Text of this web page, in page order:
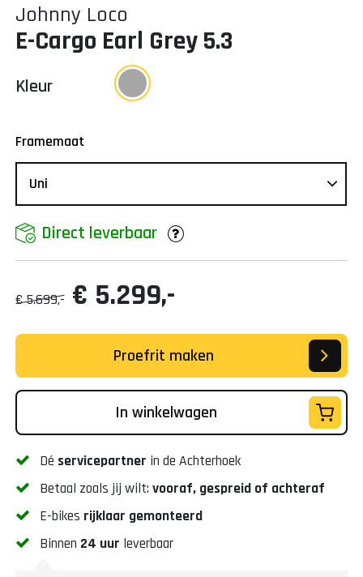
Johnny Loco
E-Cargo Earl Grey 5.3
Kleur
Framemaat
Direct leverbaar
€ 5.699,- € 5.299,-
Proefrit maken
In winkelwagen
Dé servicepartner in de Achterhoek
Betaal zoals jij wilt:vooraf, gespreid of achteraf
E-bikes rijklaar gemonteerd
Binnen 24 uur leverbaar